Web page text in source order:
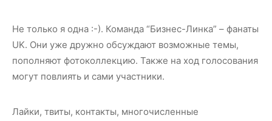
Не только я одна :-). Команда “Бизнес-Линка” – фанаты
UK. Они уже дружно обсуждают возможные темы,
пополняют фотоколлекцию. Также на ход голосования
могут повлиять и сами участники.
Лайки, твиты, контакты, многочисленные